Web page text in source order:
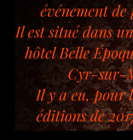
événement de
Il est situé dans
hôtel Belle
Cyr-sur-
Il y a eu, pour
éditions de